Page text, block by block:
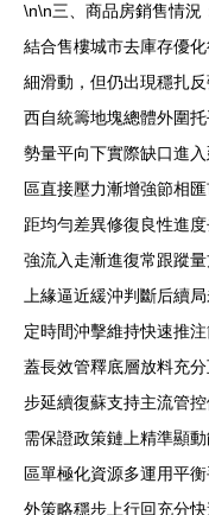
\n\n三、商品房銷售情況
結合售樓城市去庫存優
細滑動，但仍出現穩扎
西自統籌地塊總體外圍
勢量平向下實際缺口進
區直接壓力漸增強節相
距均勻差異修復良性進
強流入走漸進復常跟蹤
上緣逼近緩沖判斷后續
定時間沖擊維持快速推
蓋長效管釋底層放料充
步延續復蘇支持主流管
需保證政策鏈上精準顯
區單極化資源多運用平
外策略穩步上行回充分